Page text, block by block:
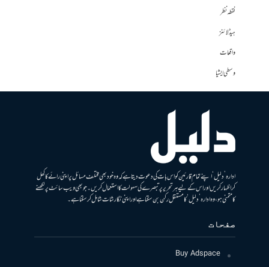
نقطہ نظر
ہیڈلائنز
واقعات
وسطی ایشیا
ادارہ ’دلیل‘ اپنے تمام قارئین کو اس بات کی دعوت دیتا ہے کہ وہ خود بھی مختلف مسائل پر اپنی رائے کا کھل
کر اظہار کریں اور اس کے لیے ہر تحریر پر تبصرے کی سہولت کا استعمال کریں۔ جو بھی ویب سائٹ پر لکھنے
کا متمنی ہو، وہ ادارہ ’دلیل‘ کا مستقل رکن بن سکتا ہے اور اپنی نگارشات شامل کرسکتا ہے۔
صفحات
Buy Adspace